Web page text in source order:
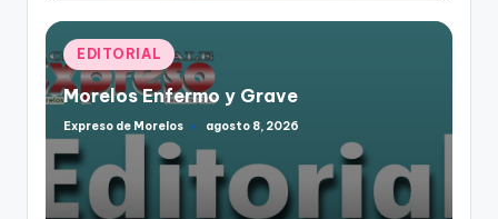
Publicado
en
EDITORIAL
Morelos Enfermo y Grave
Publicado
por
Expreso de Morelos agosto 8, 2026